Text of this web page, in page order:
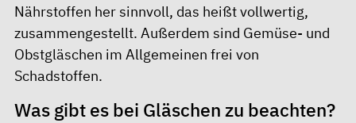
Nährstoffen her sinnvoll, das heißt vollwertig,
zusammengestellt. Außerdem sind Gemüse- und
Obstgläschen im Allgemeinen frei von
Schadstoffen.
Was gibt es bei Gläschen zu beachten?